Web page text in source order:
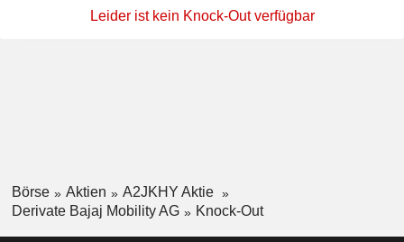
Leider ist kein Knock-Out verfügbar
Börse Aktien
A2JKHY Aktie
Derivate Bajaj Mobility AG
Knock-Out